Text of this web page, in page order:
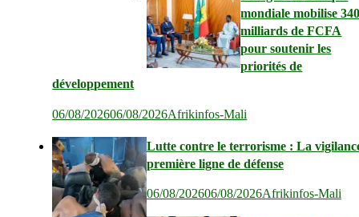
mondiale mobilise
milliards de FCFA
pour soutenir les
priorités de
développement
06/08/202606/08/2026Afrikinfos-Mali
Lutte contre le terrorisme : La
première ligne de défense
06/08/202606/08/2026Afrikinfos-Mali